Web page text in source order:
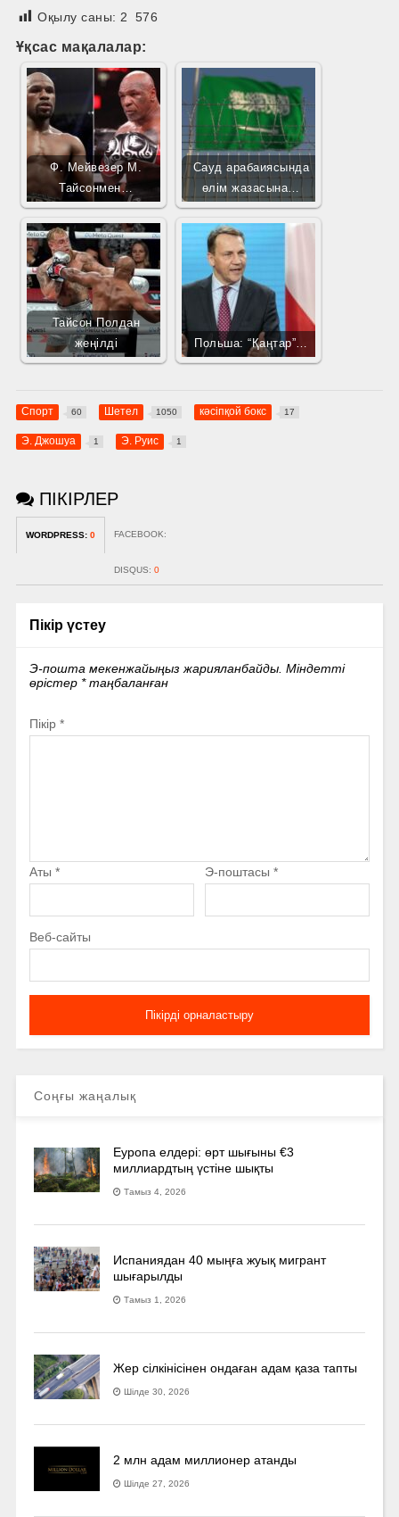
Оқылу саны: 2 576
Ұқсас мақалалар:
Ф. Мейвезер М.
Тайсонмен…
Сауд арабаиясында
өлім жазасына…
Тайсон Полдан
жеңілді
Польша: “Қаңтар”…
Спорт 60 Шетел 1050 кәсіпқой бокс 17
Э. Джошуа 1 Э. Руис 1
ПІКІРЛЕР
WORDPRESS: 0 FACEBOOK:
DISQUS: 0
Пікір үстеу
Э-пошта мекенжайыңыз жарияланбайды. Міндетті
өрістер *таңбаланған
Пікір *
Аты * Э-поштасы *
Веб-сайты
Соңғы жаңалық
Еуропа елдері: өрт шығыны €3
миллиардтың үстіне шықты
Тамыз 4, 2026
Испаниядан 40 мыңға жуық мигрант
шығарылды
Тамыз 1, 2026
Жер сілкінісінен ондаған адам қаза тапты
Шілде 30, 2026
2 млн адам миллионер атанды
Шілде 27, 2026